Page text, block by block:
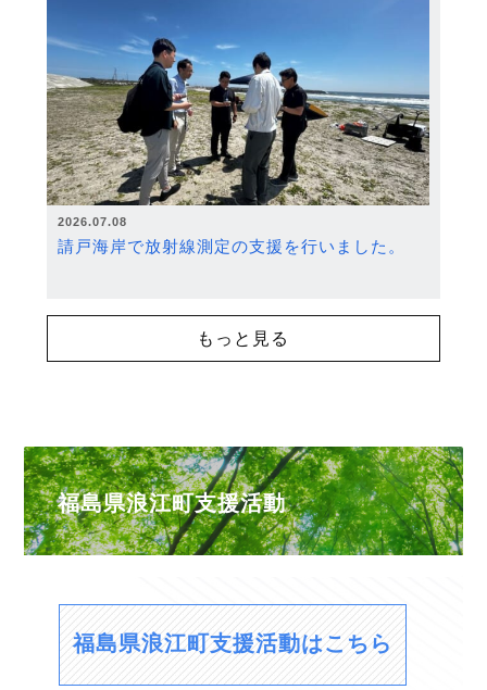
2026.07.08
請戸海岸で放射線測定の支援を行いました。
もっと見る
福島県浪江町支援活動
福島県浪江町支援活動はこちら